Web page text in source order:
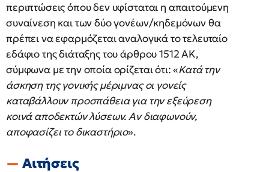
περιπτώσεις όπου δεν υφίσταται η απαιτούμενη
συναίνεση και των δύο γονέων/κηδεμόνων θα
πρέπει να εφαρμόζεται αναλογικά το τελευταίο
εδάφιο της διάταξης του άρθρου 1512 ΑΚ,
σύμφωνα με την οποία ορίζεται ότι: «Κατά την
άσκηση της γονικής μέριμνας οι γονείς
καταβάλλουν προσπάθεια για την εξεύρεση
κοινά αποδεκτών λύσεων. Αν διαφωνούν,
αποφασίζει το δικαστήριο».
Αιτήσεις